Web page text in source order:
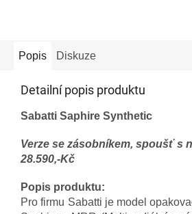
Popis Diskuze
Detailní popis produktu
Sabatti Saphire Synthetic
Verze se zásobníkem, spoušť s
28.590,-Kč
Popis produktu:
Pro firmu Sabatti je model